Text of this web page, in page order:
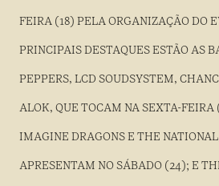
FEIRA (18) PELA ORGANIZAÇÃO DO
PRINCIPAIS DESTAQUES ESTÃO AS
PEPPERS, LCD SOUDSYSTEM,
ALOK, QUE TOCAM NA SEXTA-
IMAGINE DRAGONS E THE
APRESENTAM NO SÁBADO (24); E